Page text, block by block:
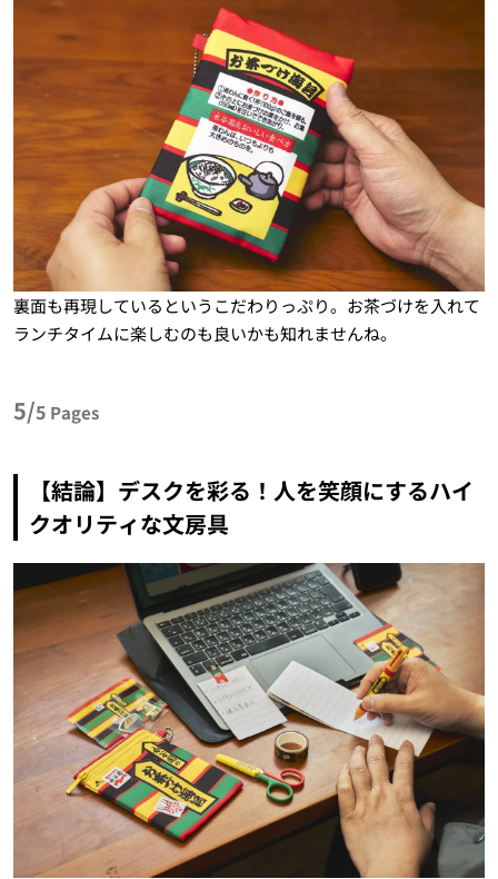
裏面も再現しているというこだわりっぷり。お茶づけを入れて
ランチタイムに楽しむのも良いかも知れませんね。
5/5 Pages
【結論】デスクを彩る！人を笑顔にするハイ
クオリティな文房具